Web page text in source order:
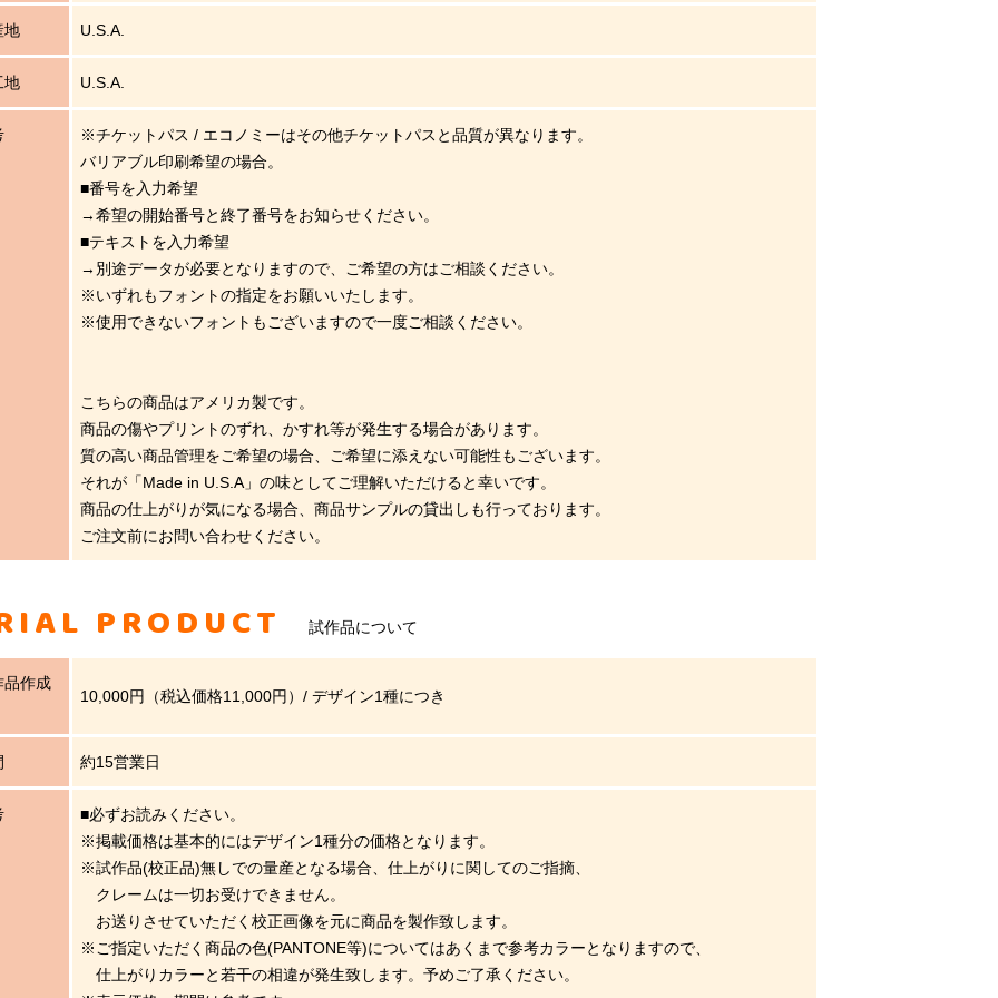
地 U.S.A.
地 U.S.A.
※チケットパス / エコノミーはその他チケットパスと品質が異なります。
バリアブル印刷希望の場合。
■番号を入力希望
→希望の開始番号と終了番号をお知らせください。
■テキストを入力希望
→別途データが必要となりますので、ご希望の方はご相談ください。
※いずれもフォントの指定をお願いいたします。
※使用できないフォントもございますので一度ご相談ください。
こちらの商品はアメリカ製です。
商品の傷やプリントのずれ、かすれ等が発生する場合があります。
質の高い商品管理をご希望の場合、ご希望に添えない可能性もございます。
それが「Made in U.S.A」の味としてご理解いただけると幸いです。
商品の仕上がりが気になる場合、商品サンプルの貸出しも行っております。
ご注文前にお問い合わせください。
PRODUCT 試作品について
品作成
10,000円（税込価格11,000円）/ デザイン1種につき
約15営業日
■必ずお読みください。
※掲載価格は基本的にはデザイン1種分の価格となります。
※試作品(校正品)無しでの量産となる場合、仕上がりに関してのご指摘、
クレームは一切お受けできません。
お送りさせていただく校正画像を元に商品を製作致します。
※ご指定いただく商品の色(PANTONE等)についてはあくまで参考カラーとなりますので、
仕上がりカラーと若干の相違が発生致します。予めご了承ください。